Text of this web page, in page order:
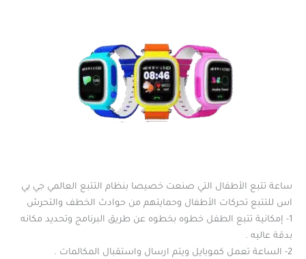
ساعة تتبع الأطفال التي صنعت خصيصا بنظام التتبع العالمي جي بي
اس للتتبع تحركات الأطفال وحمايتهم من حوادث الخطف والتحرش
1- إمكانية تتبع الطفل خطوه بخطوه عن طريق البرنامج وتحديد مكانه
بدقة عاليه .
2- الساعة تعمل كموبايل ويتم ارسال واستقبال المكالمات .